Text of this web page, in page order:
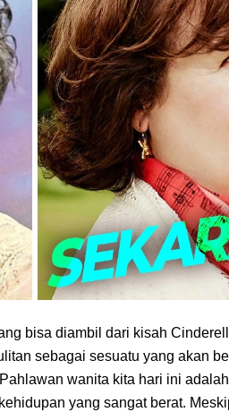
bisa diambil dari kisah
sebagai sesuatu yang akan
wanita kita hari ini
yang sangat berat.